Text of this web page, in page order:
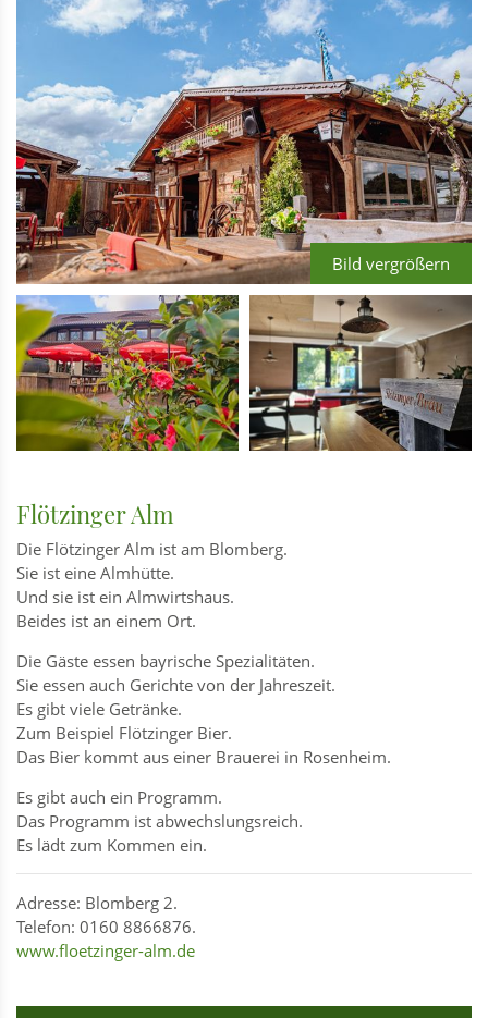
Bild vergrößern
Flötzinger Alm
Die Flötzinger Alm ist am Blomberg.
Sie ist eine Almhütte.
Und sie ist ein Almwirtshaus.
Beides ist an einem Ort.
Die Gäste essen bayrische Spezialitäten.
Sie essen auch Gerichte von der Jahreszeit.
Es gibt viele Getränke.
Zum Beispiel Flötzinger Bier.
Das Bier kommt aus einer Brauerei in Rosenheim.
Es gibt auch ein Programm.
Das Programm ist abwechslungsreich.
Es lädt zum Kommen ein.
Adresse: Blomberg 2.
Telefon: 0160 8866876.
www.floetzinger-alm.de